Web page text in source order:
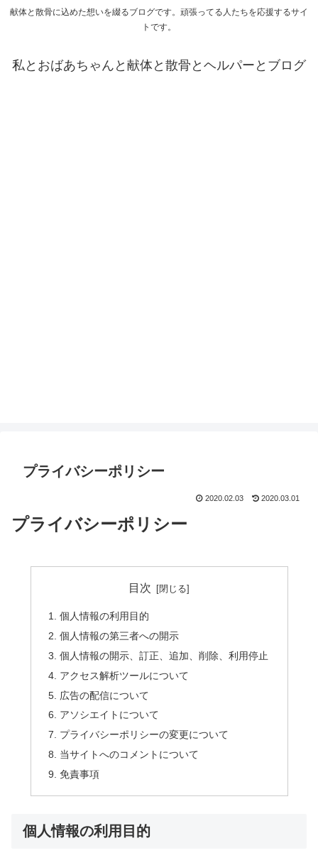
献体と散骨に込めた想いを綴るブログです。頑張ってる人たちを応援するサイ
トです。
私とおばあちゃんと献体と散骨とヘルパーとブログ
プライバシーポリシー
2020.02.03 2020.03.01
プライバシーポリシー
目次
個人情報の利用目的
個人情報の第三者への開示
個人情報の開示、訂正、追加、削除、利用停止
アクセス解析ツールについて
広告の配信について
アソシエイトについて
プライバシーポリシーの変更について
当サイトへのコメントについて
免責事項
個人情報の利用目的